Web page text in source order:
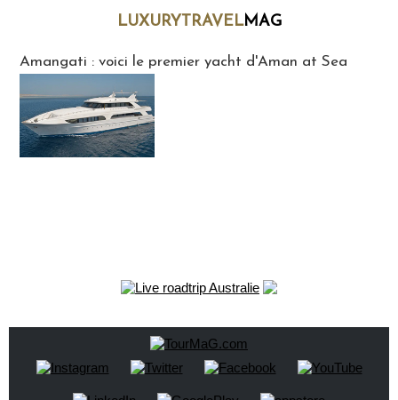
LUXURYTRAVELMAG
Amangati : voici le premier yacht d'Aman at Sea